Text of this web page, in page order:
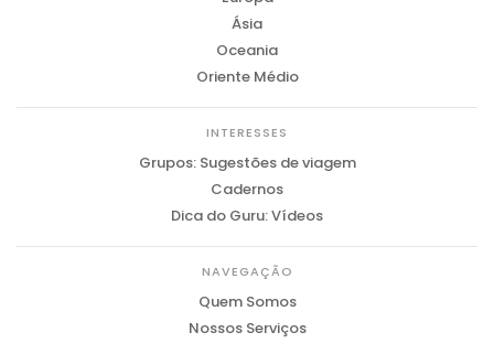
Ásia
Oceania
Oriente Médio
INTERESSES
Grupos: Sugestões de viagem
Cadernos
Dica do Guru: Vídeos
NAVEGAÇÃO
Quem Somos
Nossos Serviços